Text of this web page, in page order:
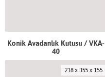
Konik Avadanlık Kutusu / VKA-
40
218 x 355 x 155